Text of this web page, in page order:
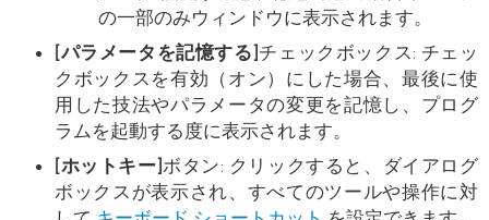
の一部のみウィンドウに表示されます。
[パラメータを記憶する]チェックボックス: チェッ
クボックスを有効（オン）にした場合、最後に使
用した技法やパラメータの変更を記憶し、プログ
ラムを起動する度に表示されます。
[ホットキー]ボタン: クリックすると、ダイアログ
ボックスが表示され、すべてのツールや操作に対